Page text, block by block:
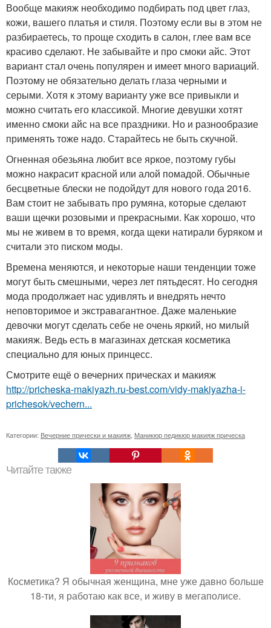
Вообще макияж необходимо подбирать под цвет глаз,
кожи, вашего платья и стиля. Поэтому если вы в этом не
разбираетесь, то проще сходить в салон, глее вам все
красиво сделают. Не забывайте и про смоки айс. Этот
вариант стал очень популярен и имеет много вариаций.
Поэтому не обязательно делать глаза черными и
серыми. Хотя к этому варианту уже все привыкли и
можно считать его классикой. Многие девушки хотят
именно смоки айс на все праздники. Но и разнообразие
применять тоже надо. Старайтесь не быть скучной.
Огненная обезьяна любит все яркое, поэтому губы
можно накрасит красной или алой помадой. Обычные
бесцветные блески не подойдут для нового года 2016.
Вам стоит не забывать про румяна, которые сделают
ваши щечки розовыми и прекрасными. Как хорошо, что
мы не живем в то время, когда щеки натирали буряком и
считали это писком моды.
Времена меняются, и некоторые наши тенденции тоже
могут быть смешными, через лет пятьдесят. Но сегодня
мода продолжает нас удивлять и внедрять нечто
неповторимое и экстравагантное. Даже маленькие
девочки могут сделать себе не очень яркий, но милый
макияж. Ведь есть в магазинах детская косметика
специально для юных принцесс.
Смотрите ещё о вечерних прическах и макияж
http://pricheska-makiyazh.ru-best.com/vidy-makiyazha-i-
prichesok/vechern...
Категории: Вечерние прически и макияж Маникюр педикюр макияж прическа
Читайте также
Косметика? Я обычная женщина, мне уже давно больше
18-ти, я работаю как все, и живу в мегаполисе.